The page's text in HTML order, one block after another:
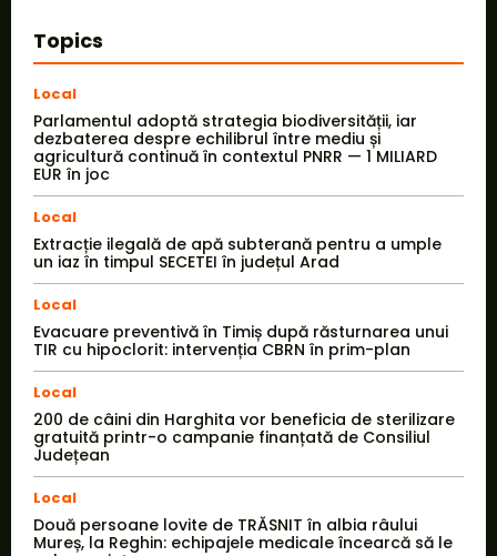
Topics
Local
Parlamentul adoptă strategia biodiversității, iar
dezbaterea despre echilibrul între mediu și
agricultură continuă în contextul PNRR — 1 MILIARD
EUR în joc
Local
Extracție ilegală de apă subterană pentru a umple
un iaz în timpul SECETEI în județul Arad
Local
Evacuare preventivă în Timiș după răsturnarea unui
TIR cu hipoclorit: intervenția CBRN în prim-plan
Local
200 de câini din Harghita vor beneficia de sterilizare
gratuită printr-o campanie finanțată de Consiliul
Județean
Local
Două persoane lovite de TRĂSNIT în albia râului
Mureș, la Reghin: echipajele medicale încearcă să le